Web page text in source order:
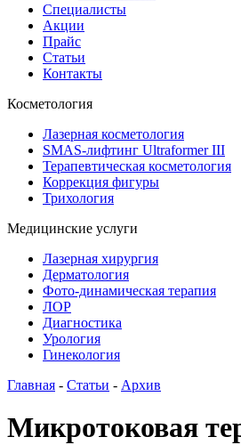
Специалисты
Акции
Прайс
Статьи
Контакты
Косметология
Лазерная косметология
SMAS-лифтинг Ultraformer III
Терапевтическая косметология
Коррекция фигуры
Трихология
Медицинские услуги
Лазерная хирургия
Дерматология
Фото-динамическая терапия
ЛОР
Диагностика
Урология
Гинекология
Главная - Статьи - Архив
Микротоковая